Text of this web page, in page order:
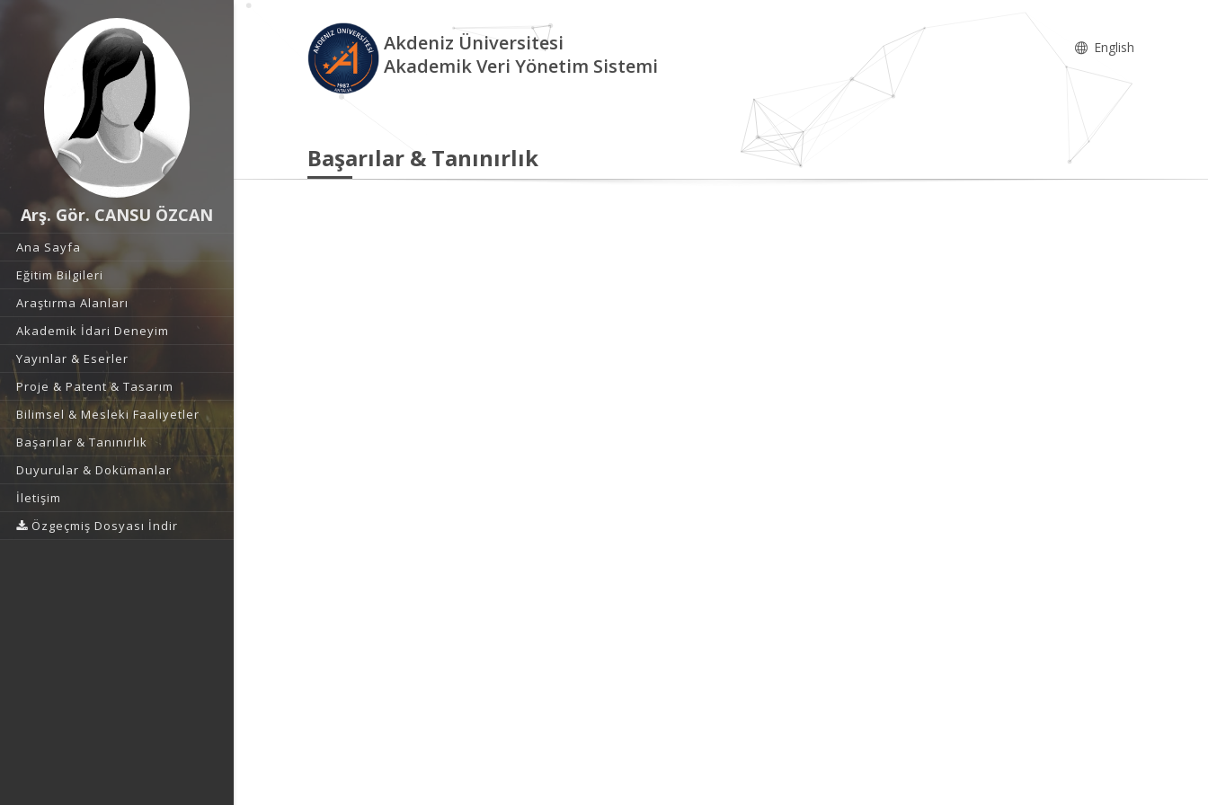
Arş. Gör. CANSU ÖZCAN
Ana Sayfa
Eğitim Bilgileri
Araştırma Alanları
Akademik İdari Deneyim
Yayınlar & Eserler
Proje & Patent & Tasarım
Bilimsel & Mesleki Faaliyetler
Başarılar & Tanınırlık
Duyurular & Dokümanlar
İletişim
Özgeçmiş Dosyası İndir
Akdeniz Üniversitesi
Akademik Veri Yönetim Sistemi
English
Başarılar & Tanınırlık